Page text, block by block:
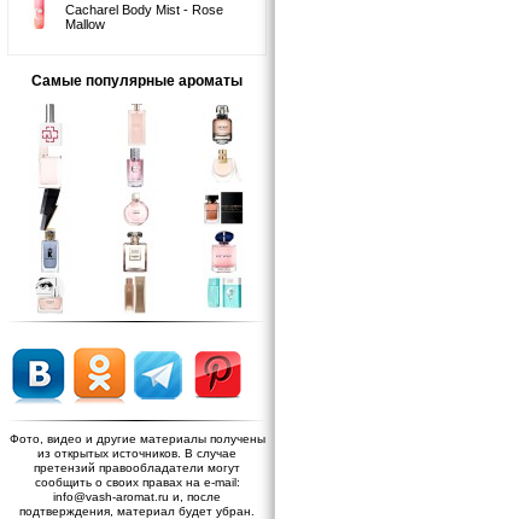
Cacharel Body Mist - Rose
Mallow
Самые популярные ароматы
Фото, видео и другие материалы получены
из открытых источников. В случае
претензий правообладатели могут
сообщить о своих правах на e-mail:
info@vash-aromat.ru и, после
подтверждения, материал будет убран.